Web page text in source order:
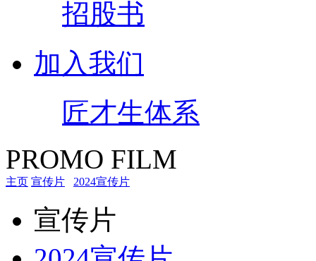
招股书
加入我们
匠才生体系
PROMO FILM
主页 宣传片 2024宣传片
宣传片